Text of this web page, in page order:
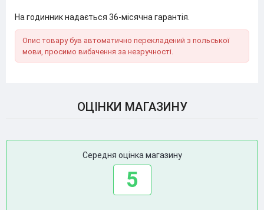
На годинник надається 36-місячна гарантія.
Опис товару був автоматично перекладений з польської
мови, просимо вибачення за незручності.
ОЦІНКИ МАГАЗИНУ
Середня оцінка магазину
5